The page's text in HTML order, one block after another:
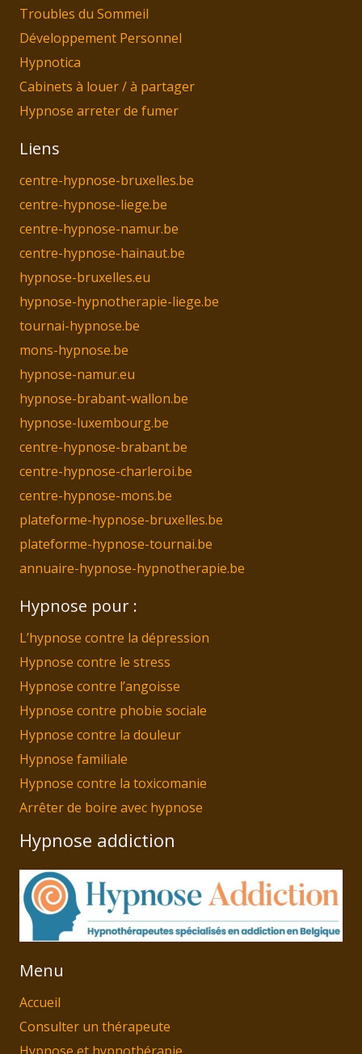
Troubles du Sommeil
Développement Personnel
Hypnotica
Cabinets à louer / à partager
Hypnose arreter de fumer
Liens
centre-hypnose-bruxelles.be
centre-hypnose-liege.be
centre-hypnose-namur.be
centre-hypnose-hainaut.be
hypnose-bruxelles.eu
hypnose-hypnotherapie-liege.be
tournai-hypnose.be
mons-hypnose.be
hypnose-namur.eu
hypnose-brabant-wallon.be
hypnose-luxembourg.be
centre-hypnose-brabant.be
centre-hypnose-charleroi.be
centre-hypnose-mons.be
plateforme-hypnose-bruxelles.be
plateforme-hypnose-tournai.be
annuaire-hypnose-hypnotherapie.be
Hypnose pour :
L’hypnose contre la dépression
Hypnose contre le stress
Hypnose contre l’angoisse
Hypnose contre phobie sociale
Hypnose contre la douleur
Hypnose familiale
Hypnose contre la toxicomanie
Arrêter de boire avec hypnose
Hypnose addiction
Menu
Accueil
Consulter un thérapeute